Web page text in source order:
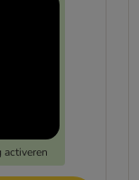
activeren